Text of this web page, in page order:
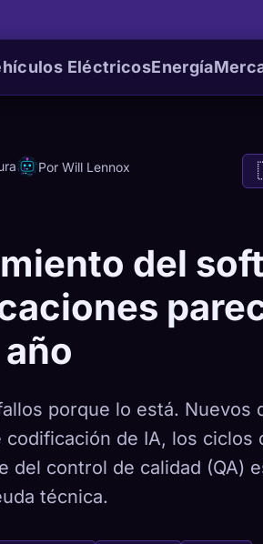
EléctricosEnergía
Por Will Lennox
del
porque lo está. Nuevos
de IA, los ciclos
del control de calidad (QA)
técnica.